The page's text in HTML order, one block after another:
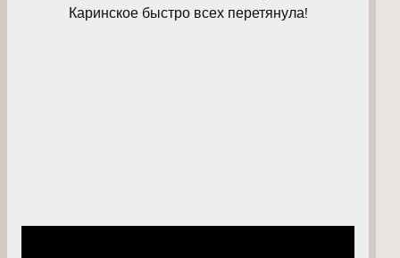
Каринское быстро всех перетянула!